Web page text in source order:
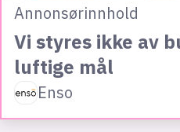
Annonsørinnhold
Vi styres ikke av
luftige mål
Enso